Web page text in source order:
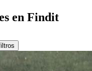
en Findit